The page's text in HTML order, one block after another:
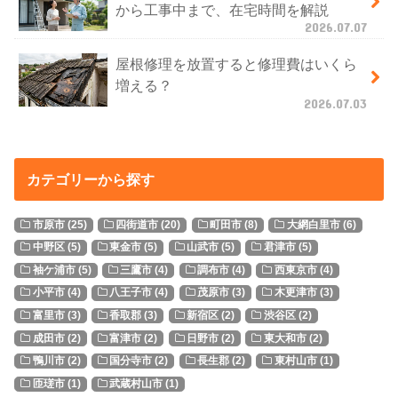
から工事中まで、在宅時間を解説
2026.07.07
屋根修理を放置すると修理費はいくら
増える？
2026.07.03
カテゴリーから探す
市原市(25) 四街道市 (20) 町田市 (8) 大網白里市(6)
中野区(5) 東金市 (5) 山武市 (5) 君津市(5)
袖ケ浦市(5) 三鷹市 (4) 調布市 (4) 西東京市(4)
小平市(4) 八王子市 (4) 茂原市 (3) 木更津市(3)
富里市(3) 香取郡 (3) 新宿区 (2) 渋谷区(2)
成田市(2) 富津市 (2) 日野市 (2) 東大和市(2)
鴨川市(2) 国分寺市 (2) 長生郡 (2) 東村山市(1)
匝瑳市(1) 武蔵村山市 (1)